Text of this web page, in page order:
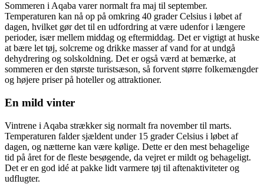
Sommeren i Aqaba varer normalt fra maj til september.
Temperaturen kan nå op på omkring 40 grader Celsius i løbet af
dagen, hvilket gør det til en udfordring at være udenfor i længere
perioder, især mellem middag og eftermiddag. Det er vigtigt at huske
at bære let tøj, solcreme og drikke masser af vand for at undgå
dehydrering og solskoldning. Det er også værd at bemærke, at
sommeren er den største turistsæson, så forvent større folkemængder
og højere priser på hoteller og attraktioner.
En mild vinter
Vintrene i Aqaba strækker sig normalt fra november til marts.
Temperaturen falder sjældent under 15 grader Celsius i løbet af
dagen, og nætterne kan være kølige. Dette er den mest behagelige
tid på året for de fleste besøgende, da vejret er mildt og behageligt.
Det er en god idé at pakke lidt varmere tøj til aftenaktiviteter og
udflugter.